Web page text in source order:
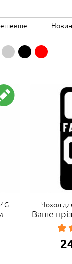
Чохол
Ваше